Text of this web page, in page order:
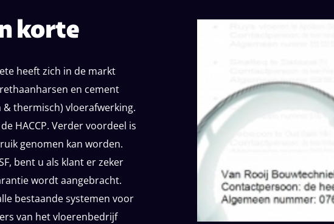
korte
heeft zich in de markt
en cement
thermisch) vloerafwerking.
HACCP. Verder voordeel is
genomen kan worden.
bent u als klant er zeker
wordt aangebracht.
bestaande systemen voor
van het vloerenbedrijf